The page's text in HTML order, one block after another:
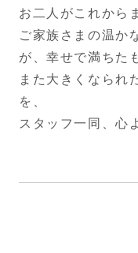
お二人がこれから
ご家族さまの温か
が、幸せで満ちた
また大きくなられ
を、
スタッフ一同、心